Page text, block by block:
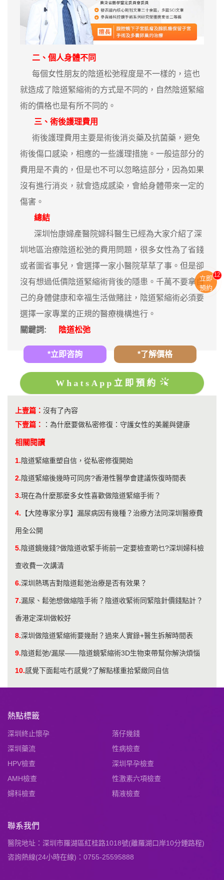
二、個人身體不同
每個女性朋友的陰道松弛程度是不一樣的，這也
就造成了陰道緊縮術的方式是不同的，自然陰道緊縮
術的價格也是有所不同的。
三、術後護理費用
術後護理費用主要是術後消炎藥及抗菌藥，避免
術後傷口感染，相應的一些護理措施。一般這部分的
費用是不貴的，但是也不可以忽略這部分，因為如果
沒有進行消炎，就會造成感染，會給身體帶來一定的
傷害。
總結
深圳怡康婦產醫院婦科醫生已經為大家介紹了深
圳地區治療陰道松弛的費用問題，很多女性為了省錢
或者圖省事兒，會選擇一家小醫院草草了事。但是卻
沒有想過低價陰道緊縮術背後的隱患。千萬不要拿自
己的身體健康和幸福生活做賭註，陰道緊縮術必須要
選擇一家專業的正規的醫療機構進行。
關鍵詞:
陰道松弛
*立即咨詢 *了解價格
WhatsApp立即預約
上壹篇： 沒有了內容
下壹篇：
： 為什麽要做私密修復：守護女性的美麗與健康
相關閱讀
1.陰道緊縮重塑自信，從私密修復開始
2.陰道緊縮後幾時可同房?香港性醫學會建議恢復時間表
3.現在為什麼那麼多女性喜歡做陰道緊縮手術？
4. 【大陸專家分享】漏尿病因有幾種？治療方法同深圳醫療費
用全公開
5.陰道鏡幾錢?做陰道收緊手術前一定要檢查啲乜?深圳婦科檢
查收費一次講清
6.​深圳熱瑪吉對陰道鬆弛治療是否有效果？
7.漏尿、鬆弛想做縮陰手術？陰道收緊術同緊陰針價錢點計？
香港定深圳做較好
8.深圳做陰道緊縮術要幾耐？過來人實錄+醫生拆解時間表
9.​陰道鬆弛/漏尿——陰道鏡緊縮術3D生物束帶幫你解決煩惱
10.感覺下面鬆咗冇感覺?了解點樣重拾緊緻同自信
熱點標籤
深圳終止懷孕
落仔幾錢
深圳藥流
性病檢查
HPV檢查
深圳早孕檢查
AMH檢查
性激素六項檢查
婦科檢查
精液檢查
聯系我們
醫院地址：深圳市羅湖區紅桂路1018號(離羅湖口岸10分鍾路程)
咨詢熱線(24小時在線)：0755-25595888
立即
預約
12